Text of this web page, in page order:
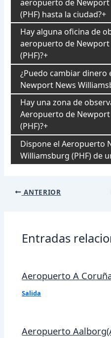
aeropuerto de
(PHF) hasta la ciudad?
Hay alguna oficina de
aeropuerto de
(PHF)?
¿Puedo cambiar dinero
Newport News
Hay una zona de
Aeropuerto de
(PHF)?
Dispone el Aeropuerto
Williamsburg (PHF) de
Navegación
ANTERIOR
Entradas
Aeropuerto A
Salida
Aeropuerto